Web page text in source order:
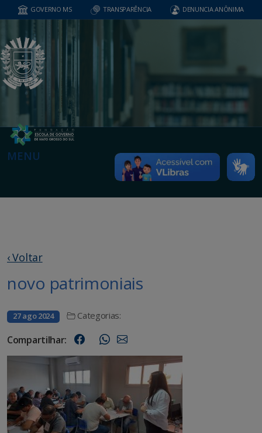
GOVERNO MS TRANSPARÊNCIA DENUNCIA ANÔNIMA
MENU
‹ Voltar
novo patrimoniais
27 ago 2024 Categorias:
Compartilhar: